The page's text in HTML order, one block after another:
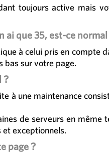
toujours active mais
ai que 35, est-ce normal
à celui pris en compte
bas sur votre page.
?
à une maintenance
de serveurs en même
exceptionnels.
page ?